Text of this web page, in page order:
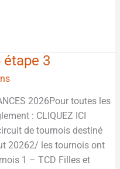
3
2026Pour toutes les
: CLIQUEZ ICI
de tournois destiné
20262/ les tournois ont
1 – TCD Filles et